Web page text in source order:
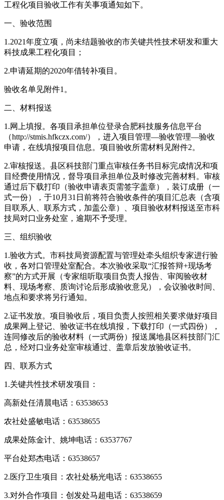
工程化项目验收工作有关事项通知如下。
一、验收范围
1.2021年度立项，尚未结题验收的市关键共性技术研发和重大
科技成果工程化项目；
2.申请延期的2020年借转补项目。
验收名单见附件1。
二、材料报送
1.网上填报。各项目承担单位登录合肥科技服务信息平台
（http://stmis.hfkczx.com/），进入项目管理—验收管理—验收
申请，在线填报项目信息。项目验收所需材料见附件2。
2.审核报送。县区科技部门重点审核任务书目标完成情况和项
目经费使用情况，督导项目承担单位及时修改完善材料。审核
通过后下载打印（验收申请表页需签字盖章），装订成册（一
式一份），于10月31日前将符合验收条件的项目汇总表（含项
目联系人、联系方式，加盖公章）、项目验收材料报送至市科
技局对口业务处室，逾期不予受理。
三、组织验收
1.验收方式。市科技局资源配置与管理处牵头组织专家进行验
收，各对口管理处室配合。本次验收采取“汇报答辩+现场考
察”的方式开展（专家组听取项目负责人报告、审阅验收材
料、现场考察、质询讨论后形成验收意见），会议验收时间、
地点和要求将另行通知。
2.证书发放。项目验收后，项目负责人按照相关要求做好项目
成果网上登记、验收证书在线填报，下载打印（一式四份），
连同修改后的验收材料（一式两份）报送属地县区科技部门汇
总，经对口业务处室审核通过、盖章后发放验收证书。
四、联系方式
1.关键共性技术研发项目：
高新处任清晨电话：63538653
农社处盛敏电话：63538655
成果处陈金计、姚坤电话：63537767
平台处郑杰电话：63538657
2.医疗卫生项目：农社处杨光电话：63538655
3.对外合作项目：创发处马超电话：63538659